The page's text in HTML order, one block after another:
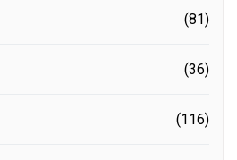
(81)
(36)
(116)